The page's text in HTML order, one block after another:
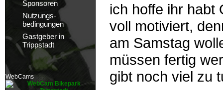
Sponsoren
Nutzungs-
bedingungen
Gastgeber in
Trippstadt
WebCams
ich hoffe ihr habt
voll motiviert,
am Samstag
müssen fertig
gibt noch viel zu